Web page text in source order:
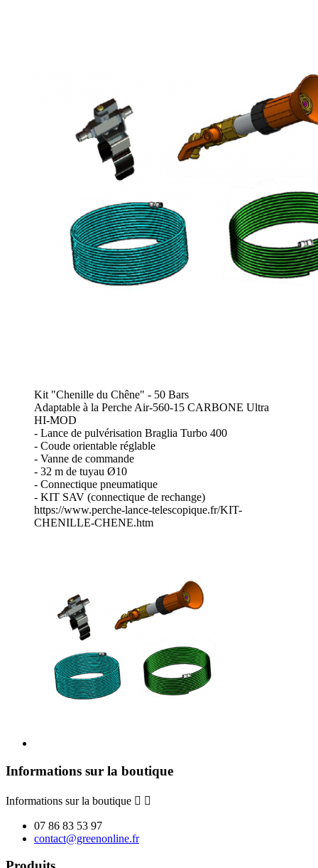
Kit "Chenille du Chêne" - 50 Bars
Adaptable à la Perche Air-560-15 CARBONE Ultra
HI-MOD
- Lance de pulvérisation Braglia Turbo 400
- Coude orientable réglable
- Vanne de commande
- 32 m de tuyau Ø10
- Connectique pneumatique
- KIT SAV (connectique de rechange)
https://www.perche-lance-telescopique.fr/KIT-
CHENILLE-CHENE.htm
Informations sur la boutique
Informations sur la boutique  
07 86 83 53 97
contact@greenonline.fr